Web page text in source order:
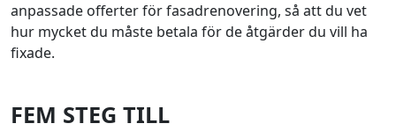
anpassade offerter för fasadrenovering, så att du vet
hur mycket du måste betala för de åtgärder du vill ha
fixade.
FEM STEG TILL